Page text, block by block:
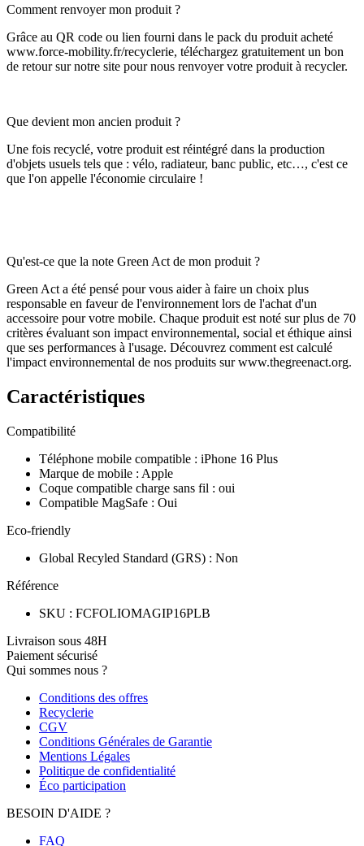
Comment renvoyer mon produit ?
Grâce au QR code ou lien fourni dans le pack du produit acheté
www.force-mobility.fr/recyclerie, téléchargez gratuitement un bon
de retour sur notre site pour nous renvoyer votre produit à recycler.
Que devient mon ancien produit ?
Une fois recyclé, votre produit est réintégré dans la production
d'objets usuels tels que : vélo, radiateur, banc public, etc…, c'est ce
que l'on appelle l'économie circulaire !
Qu'est-ce que la note Green Act de mon produit ?
Green Act a été pensé pour vous aider à faire un choix plus
responsable en faveur de l'environnement lors de l'achat d'un
accessoire pour votre mobile. Chaque produit est noté sur plus de 70
critères évaluant son impact environnemental, social et éthique ainsi
que ses performances à l'usage. Découvrez comment est calculé
l'impact environnemental de nos produits sur www.thegreenact.org.
Caractéristiques
Compatibilité
Téléphone mobile compatible : iPhone 16 Plus
Marque de mobile : Apple
Coque compatible charge sans fil : oui
Compatible MagSafe : Oui
Eco-friendly
Global Recyled Standard (GRS) : Non
Référence
SKU : FCFOLIOMAGIP16PLB
Livraison sous 48H
Paiement sécurisé
Qui sommes nous ?
Conditions des offres
Recyclerie
CGV
Conditions Générales de Garantie
Mentions Légales
Politique de confidentialité
Éco participation
BESOIN D'AIDE ?
FAQ